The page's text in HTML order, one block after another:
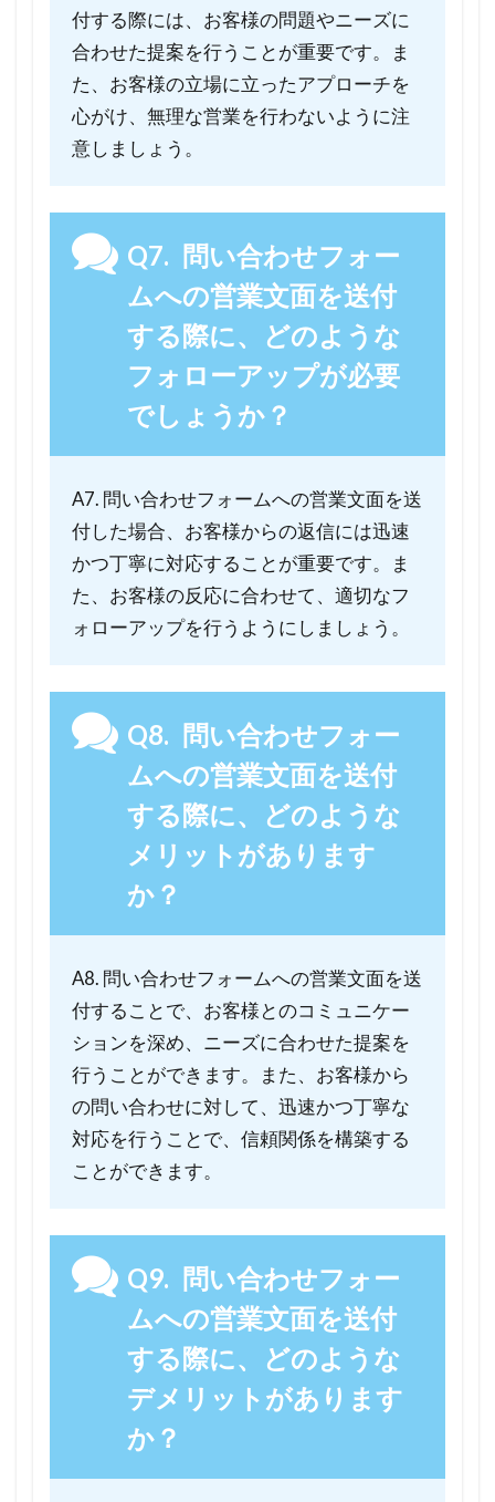
付する際には、お客様の問題やニーズに
合わせた提案を行うことが重要です。ま
た、お客様の立場に立ったアプローチを
心がけ、無理な営業を行わないように注
意しましょう。
Q7. 問い合わせフォー
ムへの営業文面を送付
する際に、どのような
フォローアップが必要
でしょうか？
A7. 問い合わせフォームへの営業文面を送
付した場合、お客様からの返信には迅速
かつ丁寧に対応することが重要です。ま
た、お客様の反応に合わせて、適切なフ
ォローアップを行うようにしましょう。
Q8. 問い合わせフォー
ムへの営業文面を送付
する際に、どのような
メリットがあります
か？
A8. 問い合わせフォームへの営業文面を送
付することで、お客様とのコミュニケー
ションを深め、ニーズに合わせた提案を
行うことができます。また、お客様から
の問い合わせに対して、迅速かつ丁寧な
対応を行うことで、信頼関係を構築する
ことができます。
Q9. 問い合わせフォー
ムへの営業文面を送付
する際に、どのような
デメリットがあります
か？